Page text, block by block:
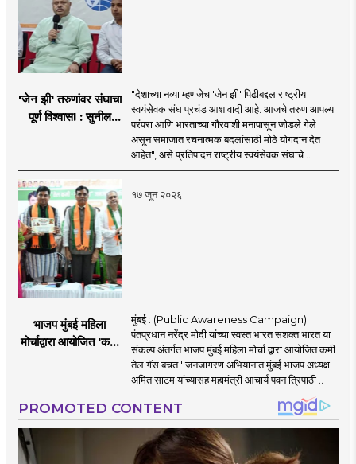
'जेन झी' तरुणांवर संघाचा
पूर्ण विश्वास! : सुनील
"देशाच्या नव्या म्हणजेच 'जेन झी' पिढीबद्दल राष्ट्रीय
स्वयंसेवक संघ प्रचंड आशावादी आहे. आजचे तरुण आपल्या
परंपरा आणि भारताच्या गौरवाशी मनापासून जोडले गेले
असून समाजात रचनात्मक बदलांसाठी मोठे योगदान देत
आहेत", असे प्रतिपादन राष्ट्रीय स्वयंसेवक संघाचे ..
१७ जून २०२६
भाजप मुंबई महिला
मोर्चाद्वारा आयोजित 'कमी
मुंबई : (Public Awareness Campaign)
पंतप्रधान नरेंद्र मोदी यांच्या स्वस्त भारत सशक्त भारत या
संकल्प अंतर्गत भाजप मुंबई महिला मोर्चा द्वारा आयोजित कमी
तेल गॅस बचत ' जनजागरण अभियानात मुंबई भाजप अध्यक्ष
अमित साटम यांच्यासह महामंत्री आचार्य पवन त्रिपाठी ..